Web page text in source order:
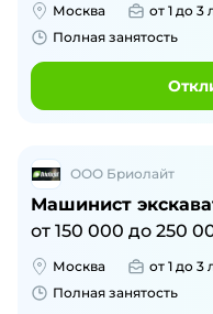
Москва от 1 до 3
Полная занятость
ООО Бриолайт
Машинист
от 150 000 до 250
Москва от 1 до 3
Полная занятость